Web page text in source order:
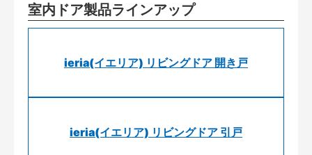
室内ドア製品ラインアップ
ieria(イエリア) リビングドア 開き戸
ieria(イエリア) リビングドア 引戸